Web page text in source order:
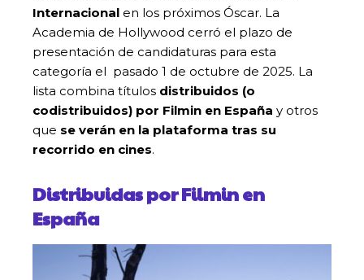
Internacional en los próximos Óscar. La
Academia de Hollywood cerró el plazo de
presentación de candidaturas para esta
categoría el pasado 1 de octubre de 2025. La
lista combina títulos distribuidos (o
codistribuidos) por Filmin en España y otros
que se verán en la plataforma tras su
recorrido en cines.
Distribuidas por Filmin en
España